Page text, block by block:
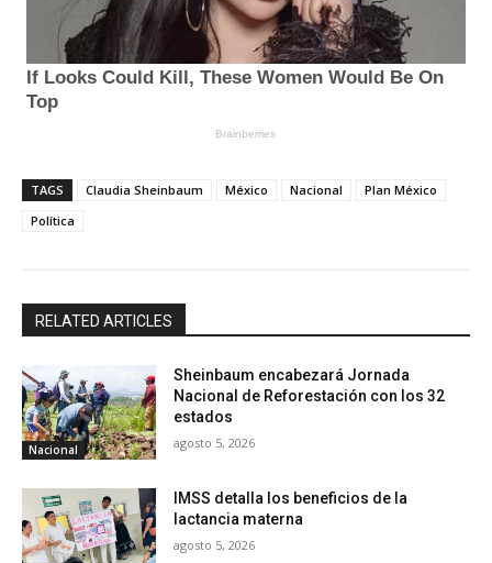
TAGS Claudia Sheinbaum México Nacional
Plan México
Política
RELATED ARTICLES
Nacional
Sheinbaum encabezará Jornada
Nacional de Reforestación con los 32
estados
agosto 5, 2026
IMSS detalla los beneficios de la
lactancia materna
agosto 5, 2026